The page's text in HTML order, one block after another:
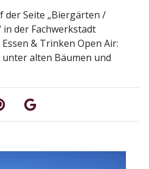
der Seite „Biergärten /
der Fachwerkstadt
& Trinken Open Air:
alten Bäumen und